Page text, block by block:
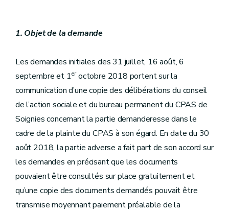
1. Objet de la demande
Les demandes initiales des 31 juillet, 16 août, 6
septembre et 1eroctobre 2018 portent sur la
communication d’une copie des délibérations du conseil
de l’action sociale et du bureau permanent du CPAS de
Soignies concernant la partie demanderesse dans le
cadre de la plainte du CPAS à son égard. En date du 30
août 2018, la partie adverse a fait part de son accord sur
les demandes en précisant que les documents
pouvaient être consultés sur place gratuitement et
qu’une copie des documents demandés pouvait être
transmise moyennant paiement préalable de la